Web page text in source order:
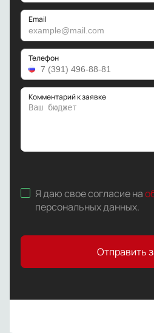
Email
Телефон
Комментарий к заявке
Я даю свое согласие на
персональных данных.
Отправить